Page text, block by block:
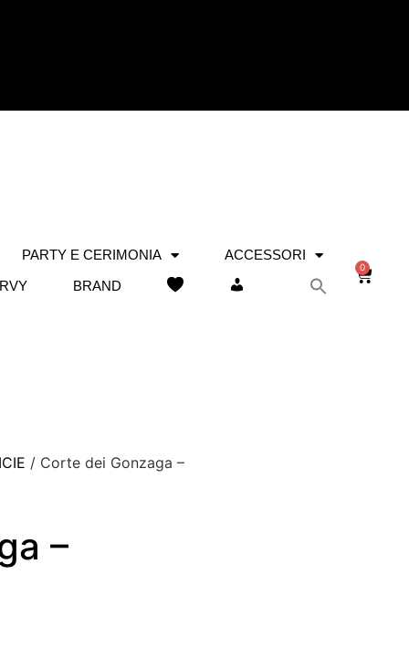
PARTY E CERIMONIA
ACCESSORI
BRAND WISHLIST IL MIO ACCOUNT
0
/ Corte dei Gonzaga –
–